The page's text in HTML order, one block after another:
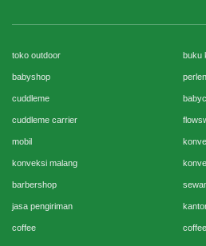
toko outdoor buku
babyshop
cuddleme
cuddleme carrier
mobil
konveksi malang
barbershop
jasa pengiriman
coffee